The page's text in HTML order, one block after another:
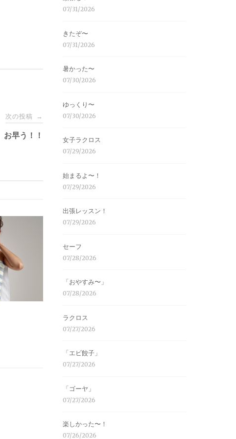
次の投稿 →
お早う！！
07/31/2026
きたぞ〜
07/31/2026
暑かった〜
07/30/2026
ゆっくり〜
07/30/2026
女子ラクロス
07/29/2026
始まるよ〜！
07/29/2026
出張レッスン！
07/29/2026
セーフ
07/28/2026
「おやすみ〜」
07/28/2026
ラクロス
07/27/2026
「エビ餃子」
07/27/2026
「ゴーヤ」
07/27/2026
楽しかった〜！
07/26/2026